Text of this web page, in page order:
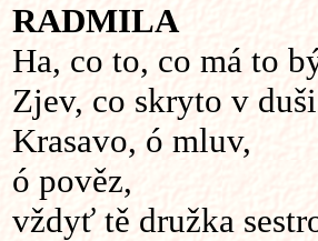
RADMILA
Ha, co to, co má to
Zjev, co skryto v
Krasavo, ó mluv,
ó pověz,
vždyť tě družka